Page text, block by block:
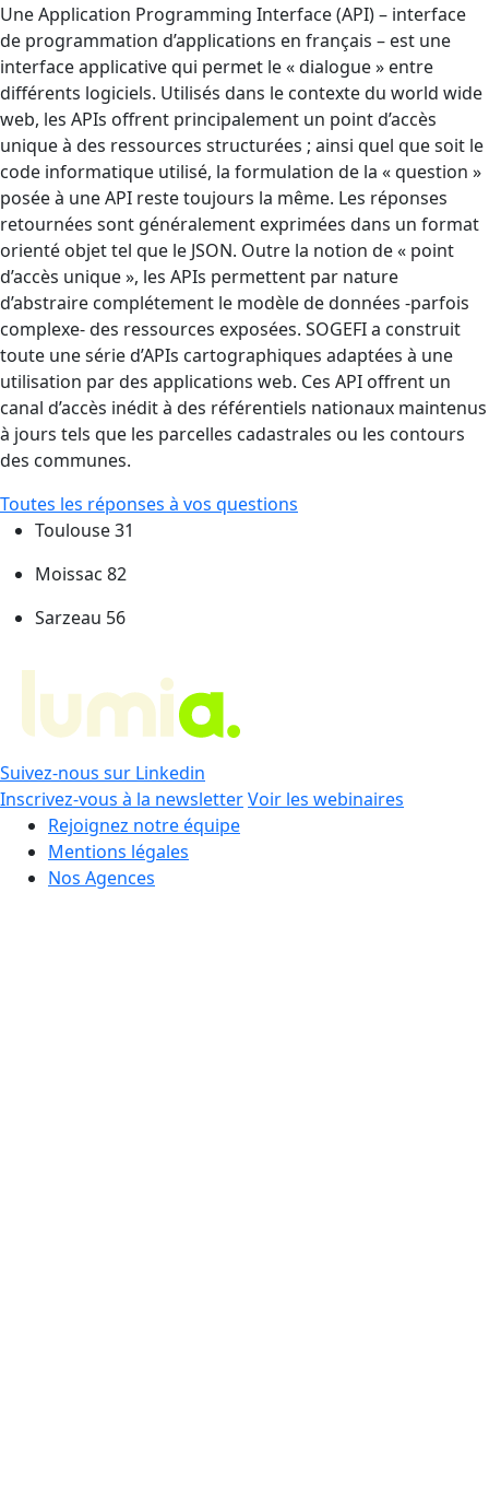
Une Application Programming Interface (API) – interface
de programmation d’applications en français – est une
interface applicative qui permet le « dialogue » entre
différents logiciels. Utilisés dans le contexte du world wide
web, les APIs offrent principalement un point d’accès
unique à des ressources structurées ; ainsi quel que soit le
code informatique utilisé, la formulation de la « question »
posée à une API reste toujours la même. Les réponses
retournées sont généralement exprimées dans un format
orienté objet tel que le JSON. Outre la notion de « point
d’accès unique », les APIs permettent par nature
d’abstraire complétement le modèle de données -parfois
complexe- des ressources exposées. SOGEFI a construit
toute une série d’APIs cartographiques adaptées à une
utilisation par des applications web. Ces API offrent un
canal d’accès inédit à des référentiels nationaux maintenus
à jours tels que les parcelles cadastrales ou les contours
des communes.
Toutes les réponses à vos questions
Toulouse 31
Moissac 82
Sarzeau 56
Suivez-nous sur Linkedin
Inscrivez-vous à la newsletterVoir les webinaires
Rejoignez notre équipe
Mentions légales
Nos Agences